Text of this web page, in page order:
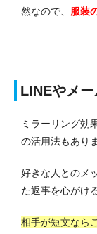
然なので、 服装
LINEやメ
ミラーリング効
の活用法もあり
好きな人とのメ
た返事を心がけ
相手が短文なら